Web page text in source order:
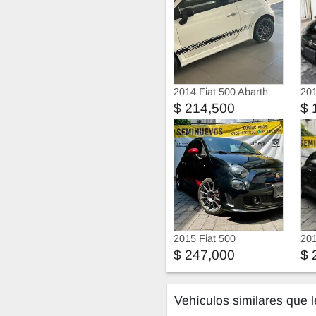
2014 Fiat 500 Abarth
$ 214,500 $
2015 Fiat 500
$ 247,000 $
Vehículos similares que